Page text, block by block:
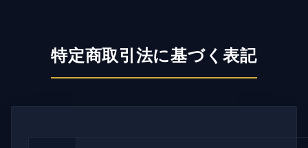
特定商取引法に基づく表記